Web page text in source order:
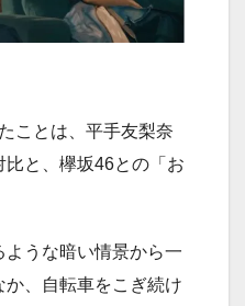
ことは、平手友梨奈
比と、欅坂46との「お
うな暗い情景から一
、自転車をこぎ続け